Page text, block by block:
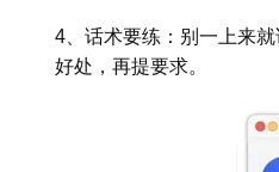
4、话术要练：别一上来就
好处，再提要求。